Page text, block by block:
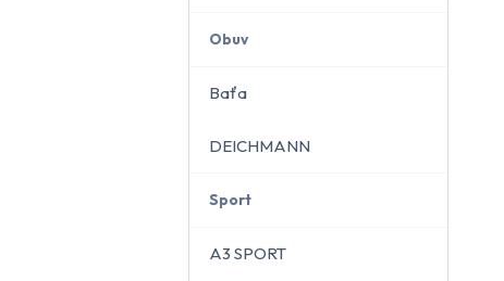
Obuv
Baťa
DEICHMANN
Sport
A3 SPORT